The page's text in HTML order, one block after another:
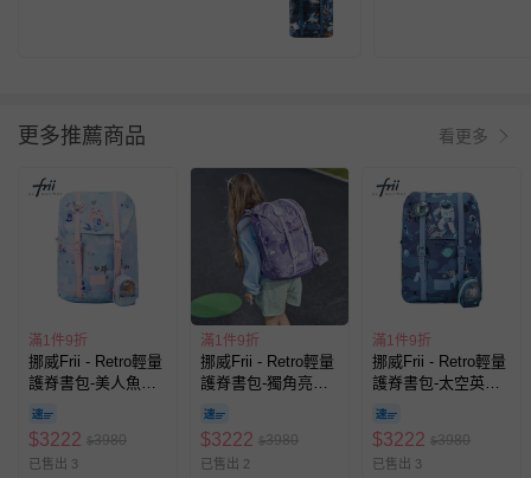
更多推薦商品 看更多
滿1件9折
挪威Frii - Retro輕量
護脊書包-美人魚
(22L)
$3222 $3980
已售出 3
滿1件9折
挪威Frii - Retro輕量
護脊書包-獨角亮紫
(22L)
$3222 $3980
已售出 2
滿1件9折
挪威Frii - Retro輕量
護脊書包-太空英雄
(22L)
$3222 $3980
已售出 3